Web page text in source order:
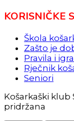
KORISNIČKE
Škola
Zašto je
Pravila i
Rječnik
Seniori
Košarkaški klub
pridržana